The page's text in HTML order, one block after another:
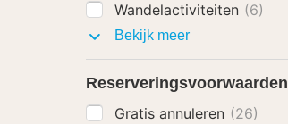
Wandelactiviteiten (6)
Bekijk meerArrangementen
Reserveringsvoorwaarden
Gratis annuleren (26)